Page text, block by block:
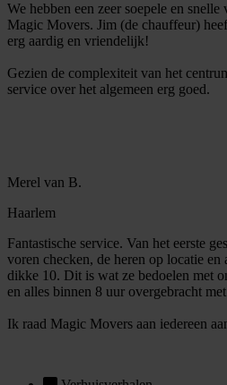
We hebben een zeer soepele en
Magic Movers. Jim (de chauffeur)
erg aardig en vriendelijk!
Gezien de complexiteit van het
service over het algemeen erg goed.
Merel van B.
Haarlem
Fantastische service. Van het eerste
voren checken, de heren op locatie en
dikke 10. Dit is wat ze bedoelen met
en alles binnen 8 uur overgebracht
Ik raad Magic Movers aan iedereen